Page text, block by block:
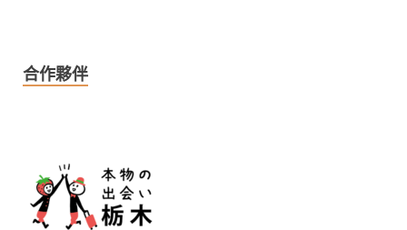
合作夥伴